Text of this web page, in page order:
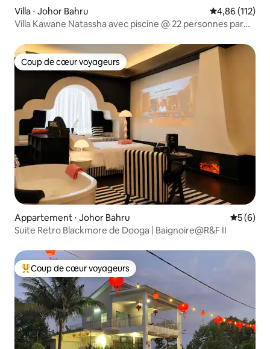
Villa ⋅ Johor Bahru Évaluation
4,86 (112)
Villa Kawane Natassha avec piscine @ 22 personnes par
Coup de cœur voyageurs
Coup de cœur voyageurs
Appartement ⋅ Johor Bahru
5 (6)
Suite Retro Blackmore de Dooga | Baignoire@R&F II
Coups de cœur voyageurs les plus appréciés
Coup de cœur voyageurs